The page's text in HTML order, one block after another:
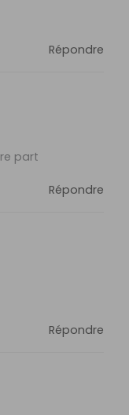
Répondre
part
Répondre
Répondre